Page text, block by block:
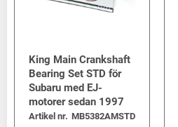
King Main Crankshaft
Bearing Set STD för
Subaru med EJ-
motorer sedan 1997
Artikel nr. MB5382AMSTD